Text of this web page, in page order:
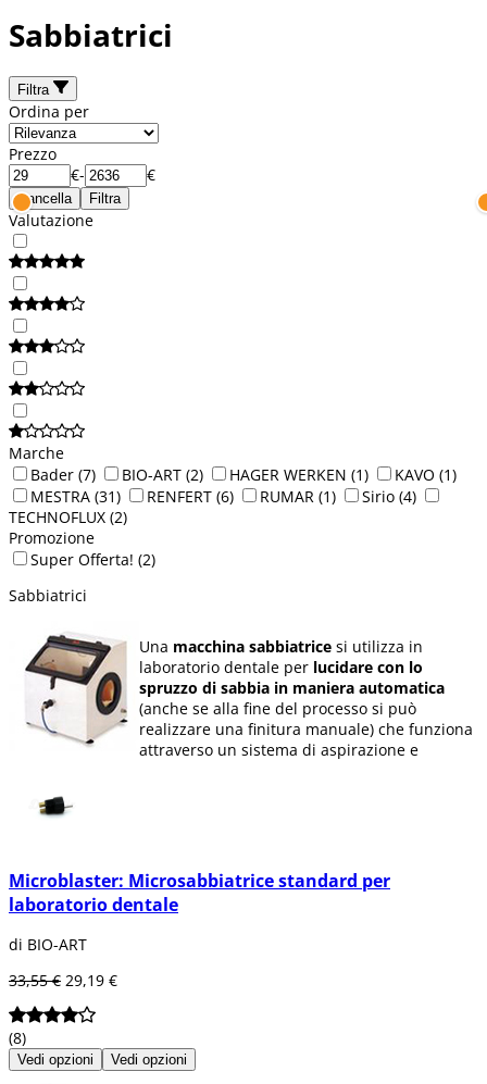
Sabbiatrici
Filtra
Ordina per
Prezzo
€- €
Cancella Filtra
Valutazione
Marche
Bader (7) BIO-ART (2) HAGER WERKEN (1) KAVO (1)
MESTRA (31) RENFERT (6) RUMAR (1) Sirio (4)
TECHNOFLUX (2)
Promozione
Super Offerta! (2)
Sabbiatrici
Una macchina sabbiatrice si utilizza in
laboratorio dentale per lucidare con lo
spruzzo di sabbia in maniera automatica
(anche se alla fine del processo si può
realizzare una finitura manuale) che funziona
attraverso un sistema di aspirazione e
Microblaster: Microsabbiatrice standard per
laboratorio dentale
di BIO-ART
33,55 € 29,19 €
(8)
Vedi opzioni Vedi opzioni